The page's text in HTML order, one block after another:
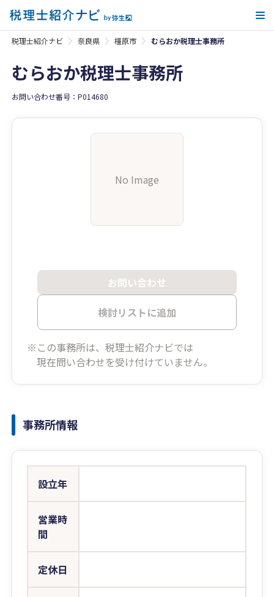
税理士紹介ナビ 奈良県 橿原市 むらおか税理士事務所
むらおか税理士事務所
お問い合わせ番号：P014680
No Image
お問い合わせ
検討リストに追加
※この事務所は、税理士紹介ナビでは
現在問い合わせを受け付けていません。
事務所情報
設立年
営業時
間
定休日